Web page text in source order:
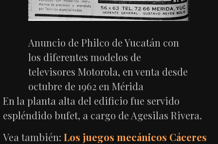
Anuncio de Philco de Yucatán con
los diferentes modelos de
televisores Motorola, en venta desde
octubre de 1962 en Mérida
En la planta alta del edificio fue servido
espléndido bufet, a cargo de Agesilas Rivera.
Vea también:Los juegos mecánicos Cáceres